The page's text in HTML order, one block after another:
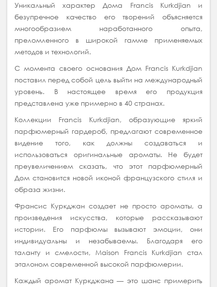
Уникальный характер Дома Francis Kurkdjian и
безупречное качество его творений объясняется
многообразием наработанного опыта,
преломленного в широкой гамме применяемых
методов и технологий.
С момента своего основания Дом Francis Kurkdjian
поставил перед собой цель выйти на международный
уровень. В настоящее время его продукция
представлена уже примерно в 40 странах.
Коллекции Francis Kurkdjian, образующие яркий
парфюмерный гардероб, предлагают современное
видение того, как должны создаваться и
использоваться оригинальные ароматы. Не будет
преувеличением сказать, что этот парфюмерный
Дом становится новой иконой французского стиля и
образа жизни.
Франсис Куркджан создает не просто ароматы, а
произведения искусства, которые рассказывают
истории. Его парфюмы вызывают эмоции, они
индивидуальны и незабываемы. Благодаря его
таланту и смелости, Maison Francis Kurkdjian стал
эталоном современной высокой парфюмерии.
Каждый аромат Куркджана — это шанс примерить